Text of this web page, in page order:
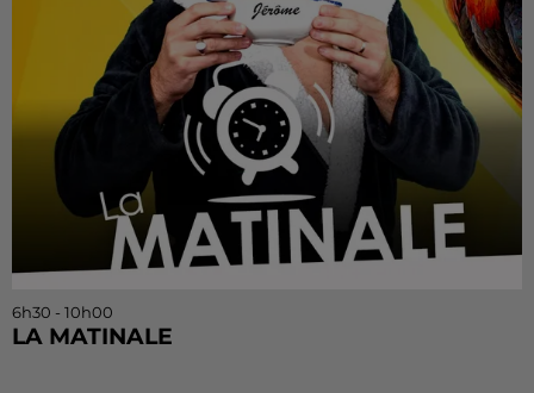
6h30 - 10h00
LA MATINALE